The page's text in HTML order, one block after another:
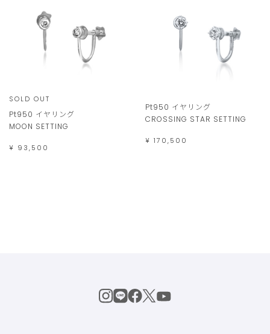
SOLD OUT
Pt950 イヤリング
MOON SETTING
¥ 93,500
Pt950 イヤリング
CROSSING STAR SETTING
¥ 170,500